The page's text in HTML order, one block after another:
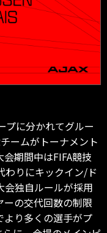
プに分かれてグルー
ームがトーナメント
期間中はFIFA競技
わりにキックイン/ド
会独自ルールが採用
ーの交代回数の制限
より多くの選手がプ